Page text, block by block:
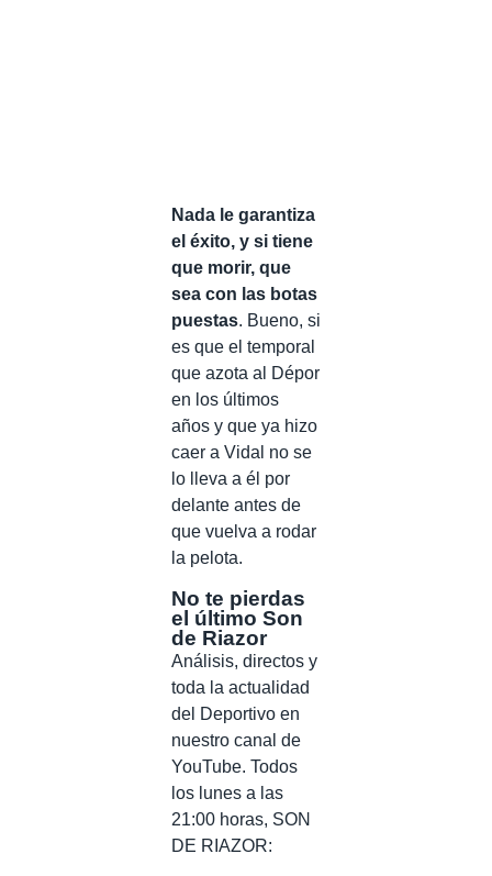
Nada le garantiza
el éxito, y si tiene
que morir, que
sea con las botas
puestas. Bueno, si
es que el temporal
que azota al Dépor
en los últimos
años y que ya hizo
caer a Vidal no se
lo lleva a él por
delante antes de
que vuelva a rodar
la pelota.
No te pierdas
el último Son
de Riazor
Análisis, directos y
toda la actualidad
del Deportivo en
nuestro canal de
YouTube. Todos
los lunes a las
21:00 horas, SON
DE RIAZOR: